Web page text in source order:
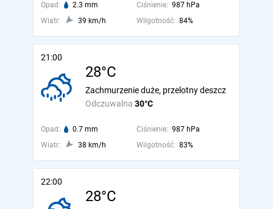
Opad: 2.3 mm Ciśnienie: 987 hPa
Wiatr:
39 km/h Wilgotność: 84%
21:00
28°C
Odczuwalna 30°C
Zachmurzenie duże, przelotny deszcz
Opad: 0.7 mm Ciśnienie: 987 hPa
Wiatr:
38 km/h Wilgotność: 83%
22:00
28°C